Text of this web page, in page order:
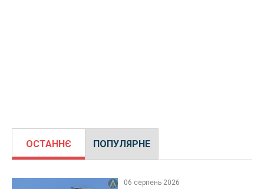
ОСТАННЄ ПОПУЛЯРНЕ
06 серпень 2026